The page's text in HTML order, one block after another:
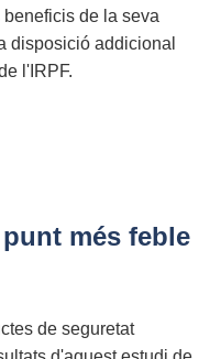
de la seva
disposició addicional
l'IRPF.
més feble
de seguretat